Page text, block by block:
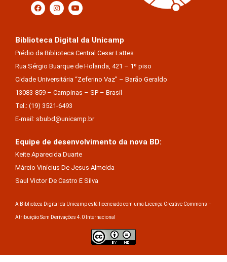
Biblioteca Digital da Unicamp
Prédio da Biblioteca Central Cesar Lattes
Rua Sérgio Buarque de Holanda, 421 – 1º piso
Cidade Universitária “Zeferino Vaz” – Barão Geraldo
13083-859 – Campinas – SP – Brasil
Tel.: (19) 3521-6493
E-mail: sbubd@unicamp.br
Equipe de desenvolvimento da nova BD:
Keite Aparecida Duarte
Márcio Vinícius De Jesus Almeida
Saul Victor De Castro E Silva
A Biblioteca Digital da Unicamp está licenciado com uma Licença Creative Commons –
Atribuição Sem Derivações 4.0 Internacional